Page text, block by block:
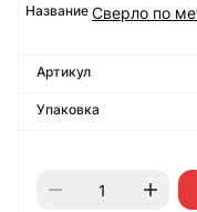
Сверло по